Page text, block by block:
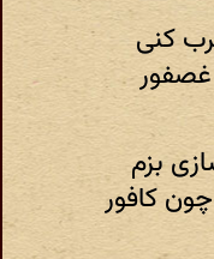
کنی
بزم
کافور